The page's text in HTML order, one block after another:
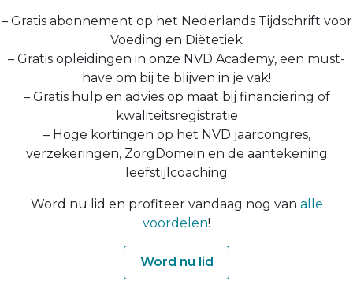
– Gratis abonnement op het Nederlands Tijdschrift voor
Voeding en Diëtetiek
– Gratis opleidingen in onze NVD Academy, een must-
have om bij te blijven in je vak!
– Gratis hulp en advies op maat bij financiering of
kwaliteitsregistratie
– Hoge kortingen op het NVD jaarcongres,
verzekeringen, ZorgDomein en de aantekening
leefstijlcoaching
Word nu lid en profiteer vandaag nog van alle
voordelen!
Word nu lid